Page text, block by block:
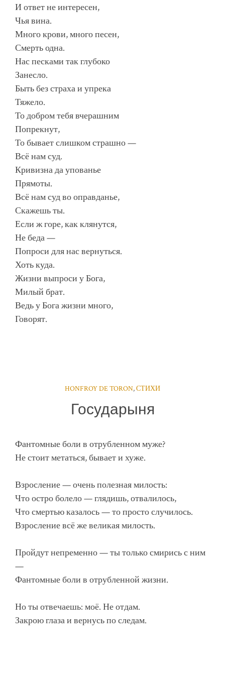
И ответ не интересен,
Чья вина.
Много крови, много песен,
Смерть одна.
Нас песками так глубоко
Занесло.
Быть без страха и упрека
Тяжело.
То добром тебя вчерашним
Попрекнут,
То бывает слишком страшно —
Всё нам суд.
Кривизна да упованье
Прямоты.
Всё нам суд во оправданье,
Скажешь ты.
Если ж горе, как клянутся,
Не беда —
Попроси для нас вернуться.
Хоть куда.
Жизни выпроси у Бога,
Милый брат.
Ведь у Бога жизни много,
Говорят.
HONFROY DE TORON,СТИХИ
Государыня
Фантомные боли в отрубленном муже?
Не стоит метаться, бывает и хуже.
Взросление — очень полезная милость:
Что остро болело — глядишь, отвалилось,
Что смертью казалось — то просто случилось.
Взросление всё же великая милость.
Пройдут непременно — ты только смирись с ним
—
Фантомные боли в отрубленной жизни.
Но ты отвечаешь: моё. Не отдам.
Закрою глаза и вернусь по следам.